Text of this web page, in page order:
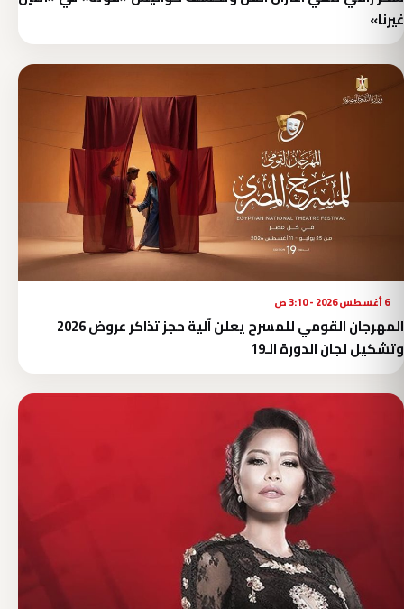
غيرنا»
6 أغسطس 2026 - 3:10 ص
المهرجان القومي للمسرح يعلن آلية حجز تذاكر عروض 2026
وتشكيل لجان الدورة الـ19